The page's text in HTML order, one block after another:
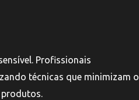
Profissionais
técnicas que minimizam o
produtos.